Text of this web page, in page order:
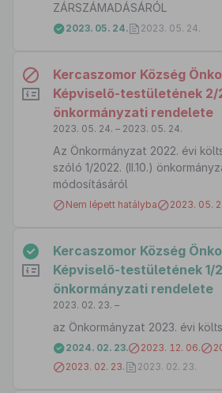
ZÁRSZÁMADÁSÁRÓL
2023. 05. 24. 2023. 05. 24.
Kercaszomor Község
Képviselő-testületének 2/
önkormányzati rendelete
2023. 05. 24. – 2023. 05. 24.
Az Önkormányzat 2022. évi
szóló 1/2022. (II.10.)
módosításáról
Nem lépett hatályba 2023. 05.
Kercaszomor Község
Képviselő-testületének 1/
önkormányzati rendelete
2023. 02. 23. –
az Önkormányzat 2023. évi
2024. 02. 23. 2023. 12. 06.
2023. 02. 23.
2023. 02. 23.